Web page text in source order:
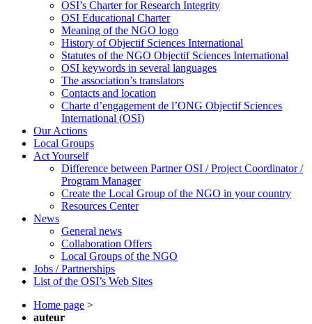
OSI’s Charter for Research Integrity
OSI Educational Charter
Meaning of the NGO logo
History of Objectif Sciences International
Statutes of the NGO Objectif Sciences International
OSI keywords in several languages
The association’s translators
Contacts and location
Charte d’engagement de l’ONG Objectif Sciences
International (OSI)
Our Actions
Local Groups
Act Yourself
Difference between Partner OSI / Project Coordinator /
Program Manager
Create the Local Group of the NGO in your country
Resources Center
News
General news
Collaboration Offers
Local Groups of the NGO
Jobs / Partnerships
List of the OSI’s Web Sites
Home page >
auteur